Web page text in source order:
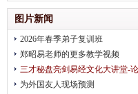
治疗
图片新闻
2026年春季弟子复训班
郑昭易老师的更多教学视频
三才秘盘亮剑易经文化大讲堂-
2018趋势
为外国友人现场预测